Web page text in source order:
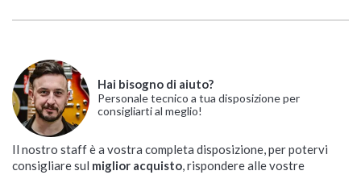
Hai bisogno di aiuto?
Personale tecnico a tua disposizione per
consigliarti al meglio!
Il nostro staff è a vostra completa disposizione, per potervi
consigliare sul miglior acquisto, rispondere alle vostre